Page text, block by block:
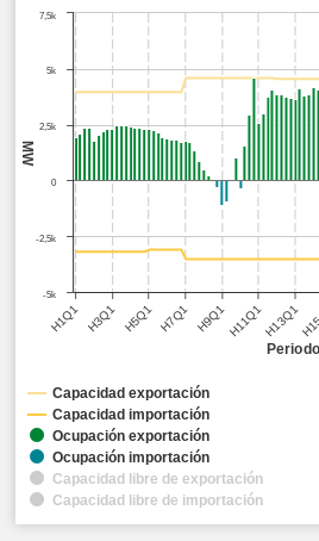
Periodo
MW
H1Q1 H3Q1 H5Q1 H7Q1 H9Q1 H11Q1H13Q1
-5k
-2,5k
0
2,5k
5k
7,5k
Capacidad exportación
Capacidad importación
Ocupación exportación
Ocupación importación
Capacidad libre de exportación
Capacidad libre de importación